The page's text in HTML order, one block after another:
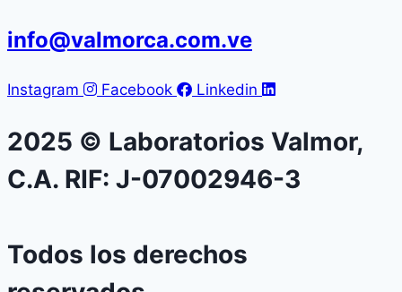
info@valmorca.com.ve
Instagram Facebook Linkedin
2025 © Laboratorios Valmor,
C.A. RIF: J-07002946-3
Todos los derechos